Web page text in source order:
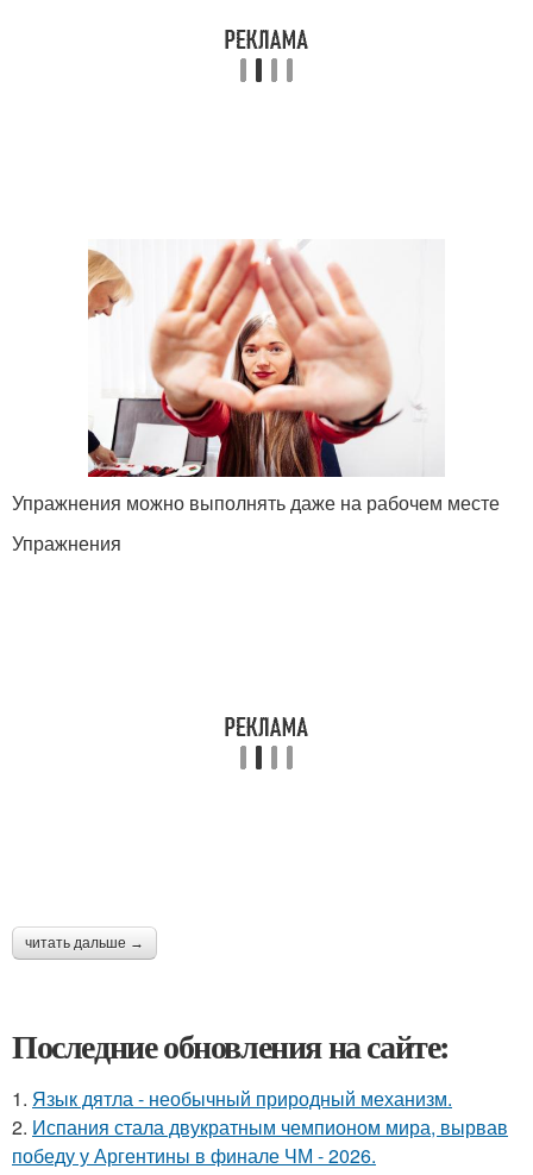
Упражнения можно выполнять даже на рабочем месте
Упражнения
читать дальше →
Последние обновления на сайте:
1. Язык дятла - необычный природный механизм.
2. Испания стала двукратным чемпионом мира, вырвав
победу у Аргентины в финале ЧМ - 2026.